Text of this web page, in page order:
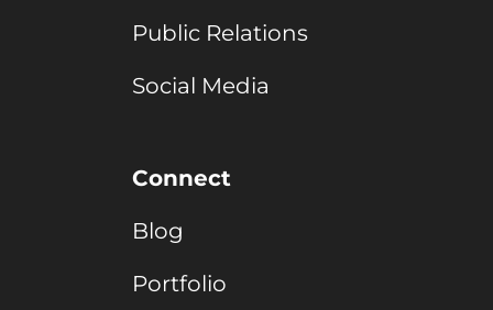
Public Relations
Social Media
Connect
Blog
Portfolio